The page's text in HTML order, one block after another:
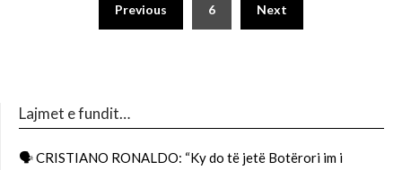
Previous 6 Next
Lajmet e fundit…
🗣 CRISTIANO RONALDO: “Ky do të jetë Botërori im i